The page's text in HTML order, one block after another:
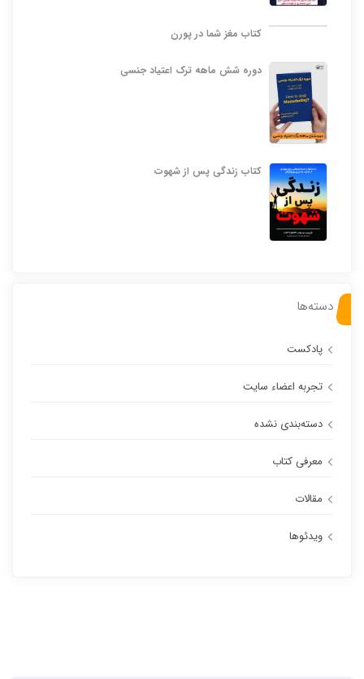
کتاب مغز شما در پورن
دوره شش ماهه ترک اعتیاد جنسی
کتاب زندگی پس از شهوت
دسته‌ها
پادکست
تجربه اعضاء سایت
دسته‌بندی نشده
معرفی کتاب
مقالات
ویدئوها